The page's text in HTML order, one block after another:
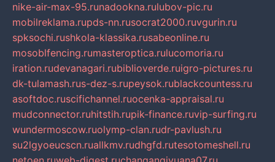
nike-air-max-95.runadookna.rulubov-pic.ru
mobilreklama.rupds-nn.rusocrat2000.ruvgurin.ru
spksochi.rushkola-klassika.rusabeonline.ru
mosoblfencing.rumasteroptica.rulucomoria.ru
iration.rudevanagari.rubiblioverde.ruigro-pictures.ru
dk-tulamash.rus-dez-s.rupeysok.rublackcountess.ru
asoftdoc.ruscifichannel.ruocenka-appraisal.ru
mudconnector.ruhitstih.rupik-finance.ruvip-surfing.ru
wundermoscow.ruolymp-clan.rudr-pavlush.ru
su2lgyoeucscn.ruallkmv.rudhgfd.rutesotomeshell.ru